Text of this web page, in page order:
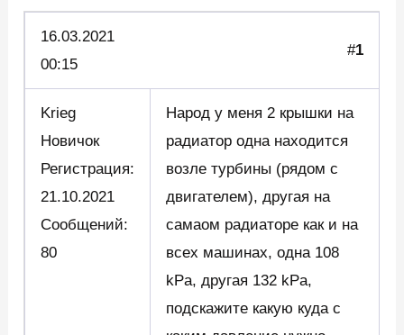
16.03.2021
00:15
#1
Krieg
Новичок
Регистрация:
21.10.2021
Сообщений:
80
Народ у меня 2 крышки на
радиатор одна находится
возле турбины (рядом с
двигателем), другая на
самаом радиаторе как и на
всех машинах, одна 108
kPa, другая 132 kPa,
подскажите какую куда с